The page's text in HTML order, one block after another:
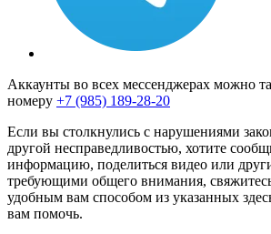
Аккаунты во всех мессенджерах можно
номеру +7 (985) 189-28-20
Если вы столкнулись с нарушениями
другой несправедливостью, хотите
информацию, поделиться видео или
требующими общего внимания,
удобным вам способом из указанных
вам помочь.